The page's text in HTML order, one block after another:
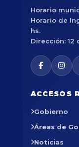
Horario
Horario de
hs.
Dirección: 12
ACCESOS
Gobierno
Áreas de
Noticias